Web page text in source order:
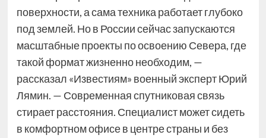
поверхности, а сама техника работает глубоко
под землей. Но в России сейчас запускаются
масштабные проекты по освоению Севера, где
такой формат жизненно необходим, —
рассказал «Известиям» военный эксперт Юрий
Лямин. — Современная спутниковая связь
стирает расстояния. Специалист может сидеть
в комфортном офисе в центре страны и без